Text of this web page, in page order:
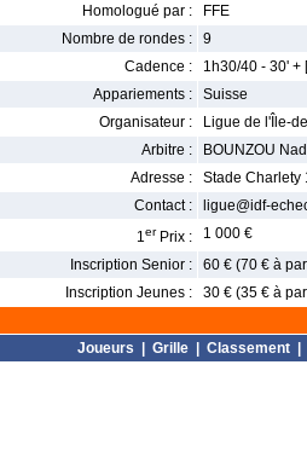
Homologué par :
FFE
Nombre de rondes :
9
Cadence :
1h30/40 - 30' +
Appariements :
Suisse
Organisateur :
Ligue de l'Île-
Arbitre :
BOUNZOU
Adresse :
Stade Charlety
Contact :
ligue@idf-
1er Prix :
1 000 €
Inscription Senior :
60 € (70 € à
Inscription Jeunes :
30 € (35 € à
Joueurs Grille Classement